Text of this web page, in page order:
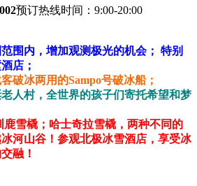
预订热线时间：9:00-20:00
围内，增加观测极光的机会； 特别
店；
破冰两用的Sampo号破冰船；
人村，全世界的孩子们寄托希望和梦
雪橇；哈士奇拉雪橇，两种不同的
河山谷！参观北极冰雪酒店，享受冰
融！